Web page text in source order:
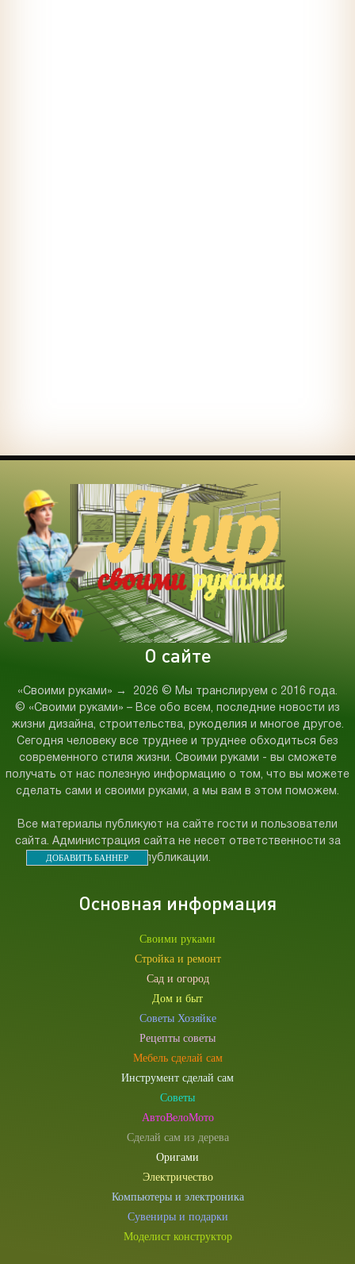
О сайте
«Своими руками» → 2026 © Мы транслируем с 2016 года.
© «Своими руками» – Все обо всем, последние новости из
жизни дизайна, строительства, рукоделия и многое другое.
Сегодня человеку все труднее и труднее обходиться без
современного стиля жизни. Своими руками - вы сможете
получать от нас полезную информацию о том, что вы можете
сделать сами и своими руками, а мы вам в этом поможем.
Все материалы публикуют на сайте гости и пользователи
сайта. Администрация сайта не несет ответственности за
публикации.
ДОБАВИТЬ БАННЕР
Основная информация
Своими руками
Стройка и ремонт
Сад и огород
Дом и быт
Советы Хозяйке
Рецепты советы
Мебель сделай сам
Инструмент сделай сам
Советы
АвтоВелоМото
Сделай сам из дерева
Оригами
Электричество
Компьютеры и электроника
Сувениры и подарки
Моделист конструктор